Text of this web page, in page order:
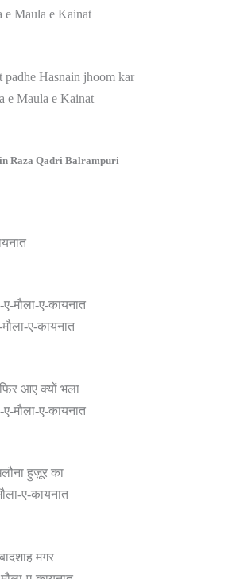
e Maula e Kainat
padhe Hasnain jhoom kar
e Maula e Kainat
Raza Qadri Balrampuri
मौला-ए-कायनात
ए-कायनात
फिर आए क्यों भला
ए-मौला-ए-कायनात
हुज़ूर का
ए-कायनात
मगर